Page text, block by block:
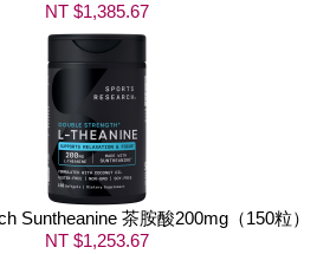
NT $1,385.67
Suntheanine 茶胺酸200mg（150粒）
NT $1,253.67